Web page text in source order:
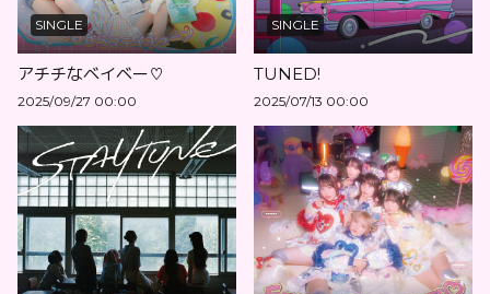
SINGLE
アチチなベイベー♡
2025/09/27 00:00
SINGLE
TUNED!
2025/07/13 00:00